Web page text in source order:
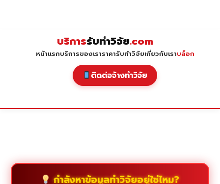
บริการรับทำวิจัย.com
หน้าแรกบริการของเราราคารับทำวิจัยเกี่ยวกับเราบล็อก
ติดต่อจ้างทำวิจัย
กำลังหาข้อมูลทำวิจัยอยู่ใช่ไหม?